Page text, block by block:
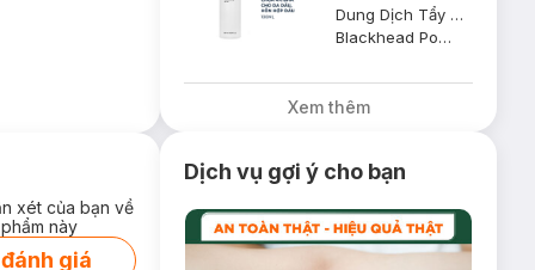
xét của bạn về
này
giá
Dung Dịch Tẩy Tế Bào Chết Hoá Học Cosrx 4% BHA 100ml
Blackhead Power Liquid Exfoliator
Xem thêm
Dịch vụ gợi ý cho bạn